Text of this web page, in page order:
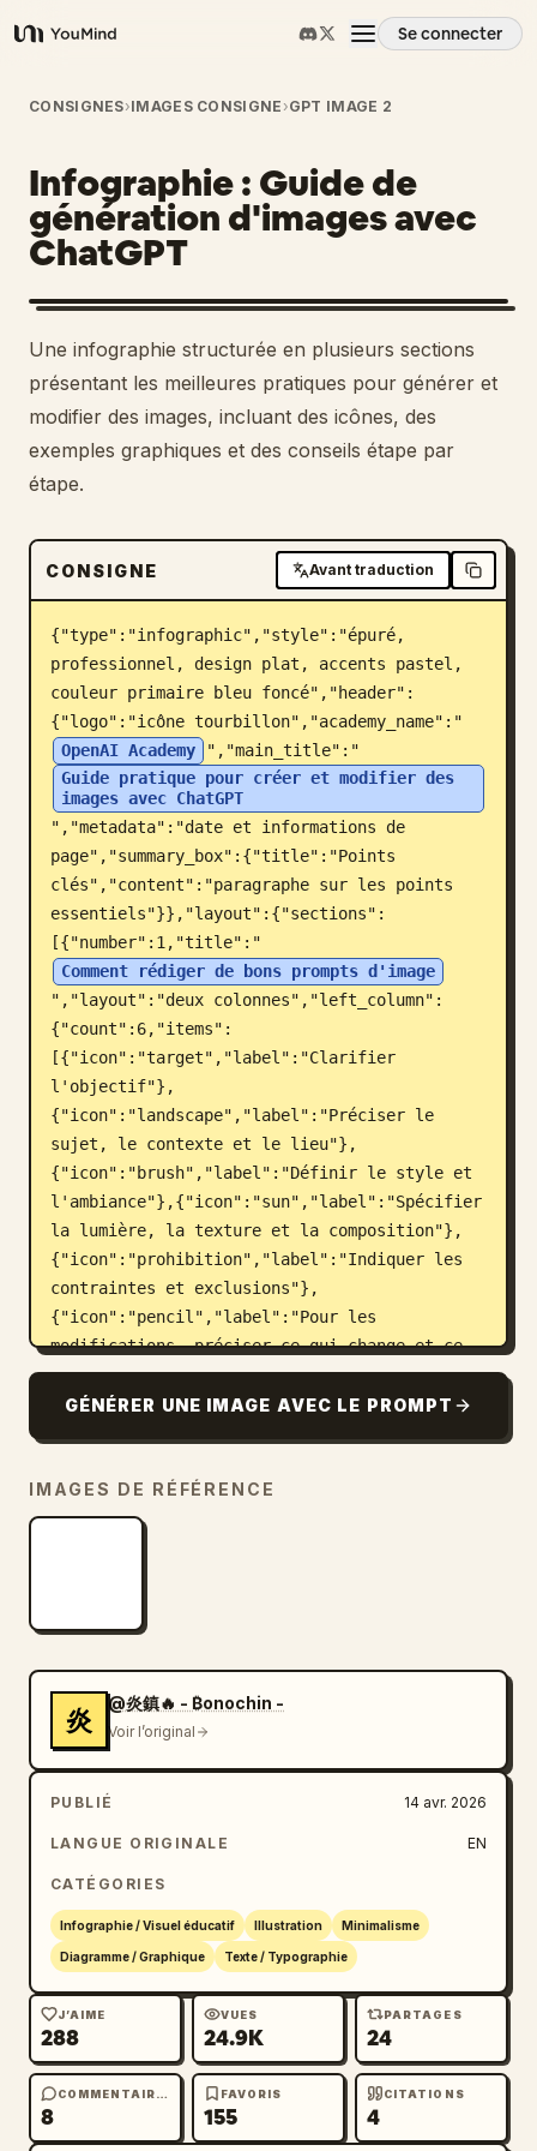
YouMind
Se connecter
Aperçu
Cas d'usage
Compétences
Invites
Tarifs
Télécharger
Blog
Mises à jour
CONSIGNES›IMAGES CONSIGNE ›GPT IMAGE 2
Infographie : Guide de
génération d'images avec
ChatGPT
Une infographie structurée en plusieurs sections
présentant les meilleures pratiques pour générer et
modifier des images, incluant des icônes, des
exemples graphiques et des conseils étape par
étape.
CONSIGNE Avant traduction
{"type":"infographic","style":"épuré,
professionnel, design plat, accents pastel,
couleur primaire bleu foncé","header":
{"logo":"icône tourbillon","academy_name":"
OpenAI Academy
","main_title":"
Guide pratique pour créer et modifier des
images avec ChatGPT
","metadata":"date et informations de
page","summary_box":{"title":"Points
clés","content":"paragraphe sur les points
essentiels"}},"layout":{"sections":
[{"number":1,"title":"
Comment rédiger de bons prompts d'image
","layout":"deux colonnes","left_column":
{"count":6,"items":
[{"icon":"target","label":"Clarifier
l'objectif"},
{"icon":"landscape","label":"Préciser le
sujet, le contexte et le lieu"},
{"icon":"brush","label":"Définir le style et
l'ambiance"},{"icon":"sun","label":"Spécifier
la lumière, la texture et la composition"},
{"icon":"prohibition","label":"Indiquer les
contraintes et exclusions"},
{"icon":"pencil","label":"Pour les
modifications, préciser ce qui change et ce
qui reste"}]},"right_column":
{"box_title":"Exemple de bon
{"number":2,"title":"Amélioration itérative
des résultats","cards":{"count":4,"items":
couleurs"},
l'arrière-plan"},
{"icon":"crop","label":"Maintenir la
composition"}]},"bottom_banner":"icône
ampoule avec texte"},
{"number":3,"title":"Utilisations
avancées","list":{"count":3,"items":
images","label":"Utilisation d'images
multiples"},{"icon":"text
'Te'","label":"Texte dans l'image"},
schémas"}]},"example_box":{"title":"Exemple
de spécification de texte","graphic":"boîte
verte avec 'SPRING SALE'"}},
{"number":4,"title":"Points de vigilance
supplémentaires","items":{"count":4,"items":
GÉNÉRER UNE IMAGE AVEC LE PROMPT
IMAGES DE RÉFÉRENCE
炎
@炎鎮🔥 - ₿onochin -
Voir l’original
PUBLIÉ 14 avr. 2026
LANGUE ORIGINALE EN
CATÉGORIES
Infographie / Visuel éducatif Illustration Minimalisme
Diagramme / Graphique Texte / Typographie
J’AIME
288
VUES
24.9K
PARTAGES
24
COMMENTAIRES
8
FAVORIS
155
CITATIONS
4